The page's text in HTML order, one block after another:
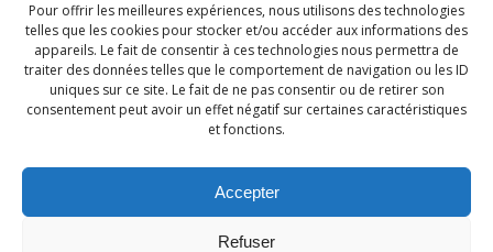
Pour offrir les meilleures expériences, nous utilisons des technologies
telles que les cookies pour stocker et/ou accéder aux informations des
appareils. Le fait de consentir à ces technologies nous permettra de
traiter des données telles que le comportement de navigation ou les ID
uniques sur ce site. Le fait de ne pas consentir ou de retirer son
consentement peut avoir un effet négatif sur certaines caractéristiques
et fonctions.
Accepter
Refuser
© 2026 Site de la commune de Loupian. Un service